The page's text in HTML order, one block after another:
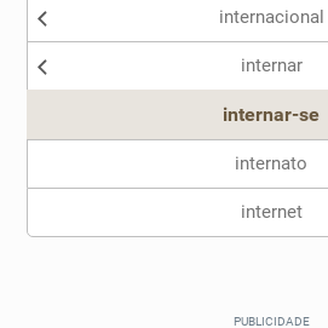
Dicionário
Nenhum dos sinônimosinternacional
internar
internar-se
internato
internet